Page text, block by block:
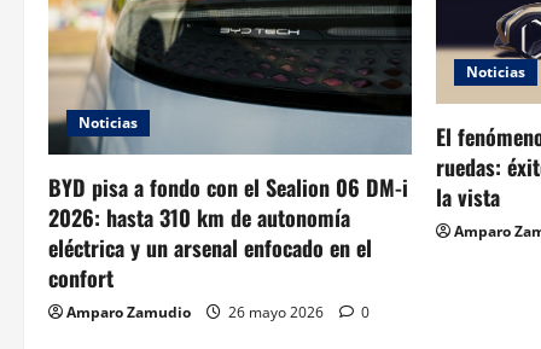
Noticias
BYD pisa a fondo con el Sealion 06 DM-i
2026: hasta 310 km de autonomía
eléctrica y un arsenal enfocado en el
confort
Amparo Zamudio 26 mayo 2026 0
Noticias
El
ruedas:
la vista
Amparo